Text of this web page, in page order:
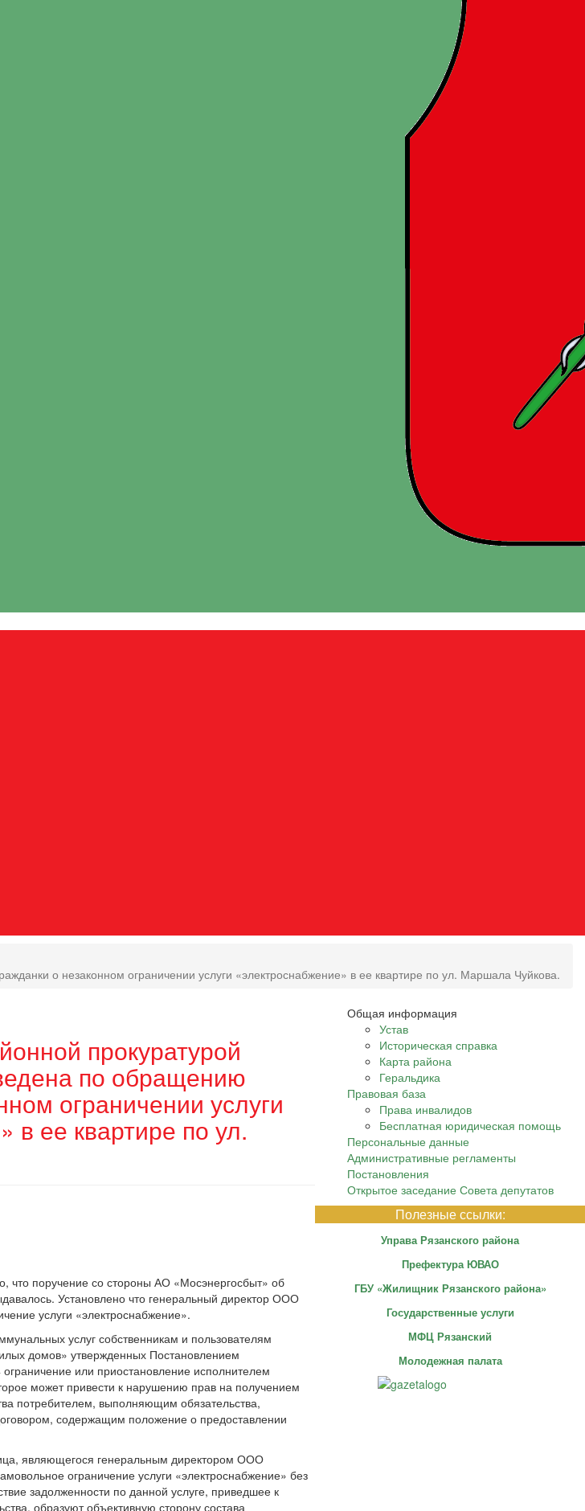
о незаконном ограничении услуги «электроснабжение» в ее квартире по ул. Маршала Чуйкова.
прокуратурой
по обращению
ограничении услуги
в ее квартире по ул.
что поручение со стороны АО «Мосэнергосбыт» об
Установлено что генеральный директор ООО
услуги «электроснабжение».
услуг собственникам и пользователям
домов» утвержденных Постановлением
или приостановление исполнителем
может привести к нарушению прав на получением
потребителем, выполняющим обязательства,
содержащим положение о предоставлении
являющегося генеральным директором ООО
ограничение услуги «электроснабжение» без
задолженности по данной услуге, приведшее к
образуют объективную сторону состава
Общая информация
Устав
Историческая справка
Карта района
Геральдика
Правовая база
Права инвалидов
Бесплатная юридическая помощь
Персональные данные
Административные регламенты
Постановления
Открытое заседание Совета депутатов
Полезные ссылки:
Управа Рязанского района
Префектура ЮВАО
ГБУ «Жилищник Рязанского района»
Государственные услуги
МФЦ Рязанский
Молодежная палата